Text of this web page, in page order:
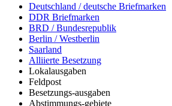
Deutschland / deutsche Briefmarken
DDR Briefmarken
BRD / Bundesrepublik
Berlin / Westberlin
Saarland
Alliierte Besetzung
Lokalausgaben
Feldpost
Besetzungs-ausgaben
Abstimmungs-gebiete